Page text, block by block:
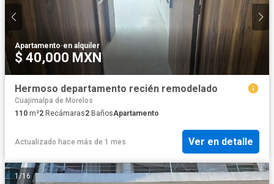
Apartamento·en alquiler
$ 40,000 MXN
Hermoso departamento recién remodelado
Cuajimalpa de Morelos
110 m²2 Recámaras2 BañosApartamento
Actualizado hace más de 1 mes Ver en detalle
1/16